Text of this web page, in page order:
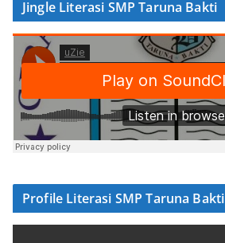
Jingle Literasi SMP Taruna Bakti
Profile Literasi SMP Taruna Bakti